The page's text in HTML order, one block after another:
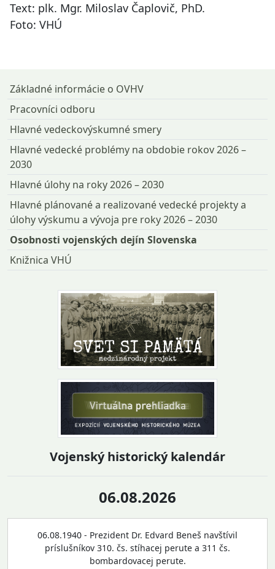
Text: plk. Mgr. Miloslav Čaplovič, PhD.
Foto: VHÚ
Základné informácie o OVHV
Pracovníci odboru
Hlavné vedeckovýskumné smery
Hlavné vedecké problémy na obdobie rokov 2026 –
2030
Hlavné úlohy na roky 2026 – 2030
Hlavné plánované a realizované vedecké projekty a
úlohy výskumu a vývoja pre roky 2026 – 2030
Osobnosti vojenských dejín Slovenska
Knižnica VHÚ
Vojenský historický kalendár
06.08.2026
06.08.1940 - Prezident Dr. Edvard Beneš navštívil
príslušníkov 310. čs. stíhacej perute a 311 čs.
bombardovacej perute.